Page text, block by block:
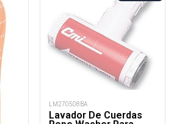
LM270508BA
Lavador De Cuerdas